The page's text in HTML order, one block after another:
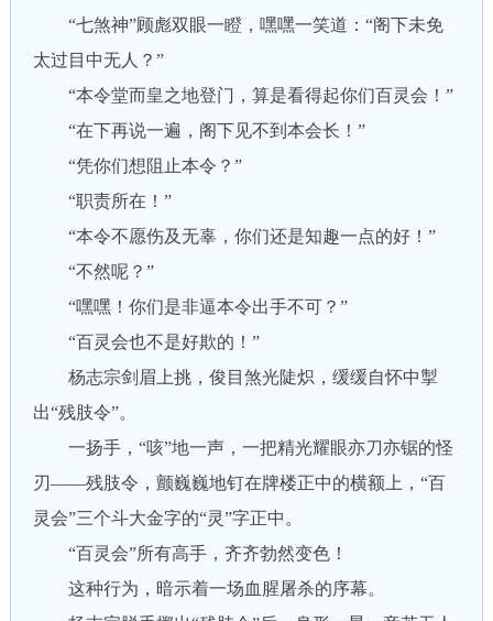
“七煞神”顾彪双眼一瞪，嘿嘿一笑道：“阁下未免
太过目中无人？”
“本令堂而皇之地登门，算是看得起你们百灵会！”
“在下再说一遍，阁下见不到本会长！”
“凭你们想阻止本令？”
“职责所在！”
“本令不愿伤及无辜，你们还是知趣一点的好！”
“不然呢？”
“嘿嘿！你们是非逼本令出手不可？”
“百灵会也不是好欺的！”
杨志宗剑眉上挑，俊目煞光陡炽，缓缓自怀中掣
出“残肢令”。
一扬手，“咳”地一声，一把精光耀眼亦刀亦锯的怪
刃——残肢令，颤巍巍地钉在牌楼正中的横额上，“百
灵会”三个斗大金字的“灵”字正中。
“百灵会”所有高手，齐齐勃然变色！
这种行为，暗示着一场血腥屠杀的序幕。